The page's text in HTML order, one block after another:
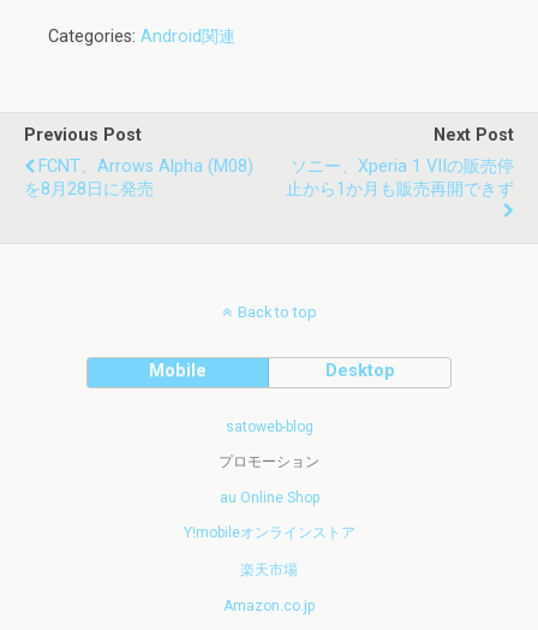
Categories: Android関連
Previous Post
FCNT、arrows Alpha (M08)
を8月28日に発売
Next Post
ソニー、Xperia 1 VIIの販売停
止から1か月も販売再開できず
Back to top
Mobile Desktop
satoweb-blog
プロモーション
au Online Shop
Y!mobileオンラインストア
楽天市場
Amazon.co.jp